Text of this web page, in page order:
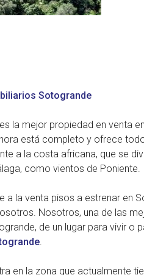
Sotogrande
la mejor propiedad en venta
está completo y ofrece
a la costa africana, que se
como vientos de Poniente.
a la venta pisos a estrenar en
Nosotros, una de las
de un lugar para vivir o
.
en la zona que actualmente